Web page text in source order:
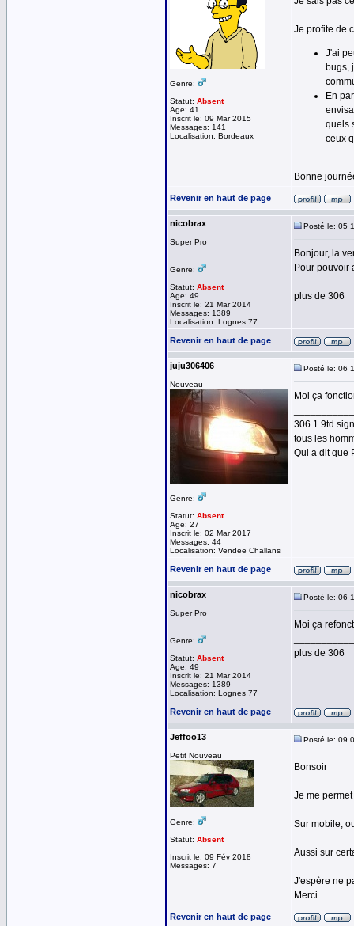
Genre:
Statut: Absent
Age: 41
Inscrit le: 09 Mar 2015
Messages: 141
Localisation: Bordeaux
Je profite de
J'ai
bugs,
En
quels
ceux
Bonne
Revenir en haut de page
nicobrax
Super Pro
Genre:
Statut: Absent
Age: 49
Inscrit le: 21 Mar 2014
Messages: 1389
Localisation: Lognes 77
Posté le: 05
Bonjour, la
Pour pouvoir
plus de 306
Revenir en haut de page
juju306406
Nouveau
Genre:
Statut: Absent
Age: 27
Inscrit le: 02 Mar 2017
Messages: 44
Localisation: Vendee Challans
Posté le: 06
Moi ça
306 1.9td
tous les
Qui a dit que
Revenir en haut de page
nicobrax
Super Pro
Genre:
Statut: Absent
Age: 49
Inscrit le: 21 Mar 2014
Messages: 1389
Localisation: Lognes 77
Posté le: 06
Moi ça
plus de 306
Revenir en haut de page
Jeffoo13
Petit Nouveau
Genre:
Statut: Absent
Inscrit le: 09 Fév 2018
Messages: 7
Posté le: 09
Bonsoir
Je me
Sur mobile,
Aussi sur
J'espère ne
Merci
Revenir en haut de page